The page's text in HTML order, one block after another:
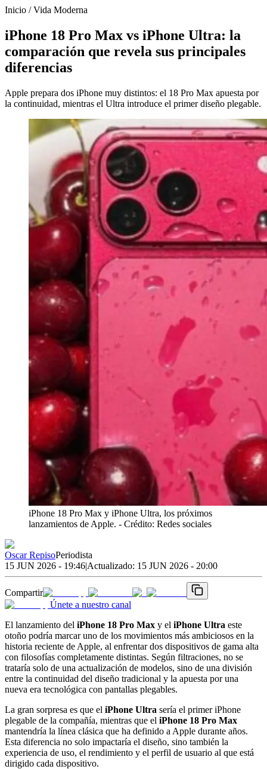
Inicio /Vida Moderna
iPhone 18 Pro Max vs iPhone Ultra: la
comparación que revela sus principales
diferencias
Apple prepara dos iPhone muy distintos: el 18 Pro Max apuesta por
la continuidad, mientras el Ultra introduce el primer diseño plegable.
iPhone 18 Pro Max y iPhone Ultra, los próximos
lanzamientos de Apple. - Crédito: Redes sociales
Oscar RepisoPeriodista
15 JUN 2026 - 19:46|Actualizado: 15 JUN 2026 - 20:00
Compartir
Únete a nuestro canal
El lanzamiento del iPhone 18 Pro Max y el iPhone Ultra este
otoño podría marcar uno de los movimientos más ambiciosos en la
historia reciente de Apple, al enfrentar dos dispositivos de gama alta
con filosofías completamente distintas. Según filtraciones, no se
trataría solo de una actualización de modelos, sino de una división
entre la continuidad del diseño tradicional y la apuesta por una
nueva era tecnológica con pantallas plegables.
La gran sorpresa es que el iPhone Ultra sería el primer iPhone
plegable de la compañía, mientras que el iPhone 18 Pro Max
mantendría la línea clásica que ha definido a Apple durante años.
Esta diferencia no solo impactaría el diseño, sino también la
experiencia de uso, el rendimiento y el perfil de usuario al que está
dirigido cada dispositivo.